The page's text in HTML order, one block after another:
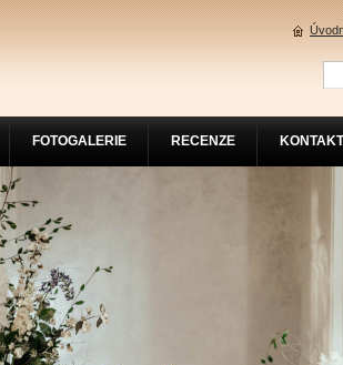
FOTOGALERIE RECENZE KONTAKT